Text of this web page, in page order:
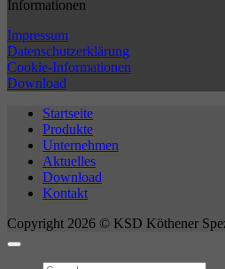
Informationen
Impressum
Datenschutzerklärung
Cookie-Informationen
Download
Startseite
Produkte
Unternehmen
Aktuelles
Download
Kontakt
Copyright 2026 © KSD Köthener